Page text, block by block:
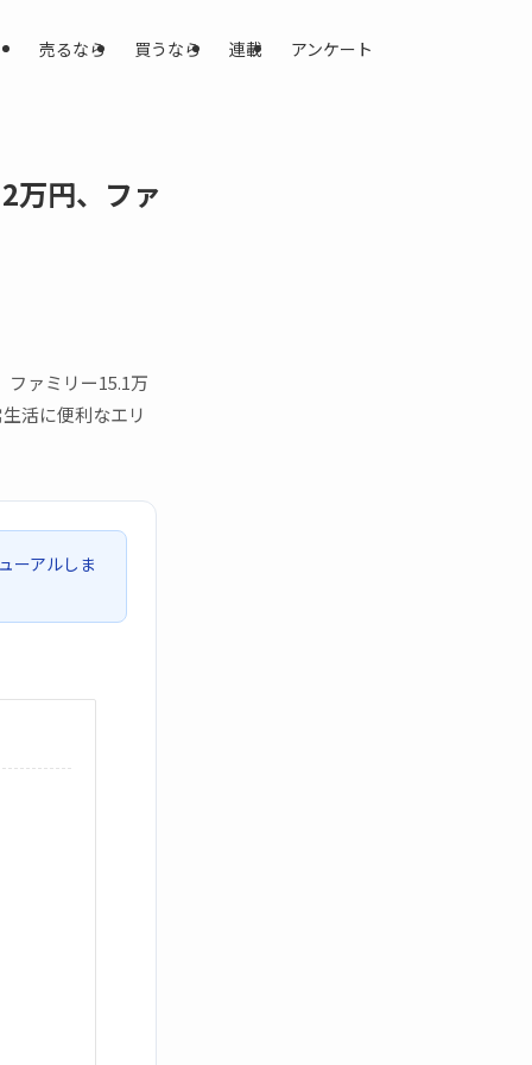
売るなら 買うなら 連載 アンケート
万円、ファ
ァミリー15.1万
活に便利なエリ
ーアルしま